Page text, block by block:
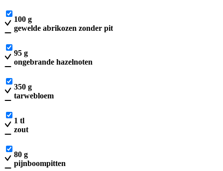
100 g
gewelde abrikozen zonder pit
95 g
ongebrande hazelnoten
350 g
tarwebloem
1 tl
zout
80 g
pijnboompitten